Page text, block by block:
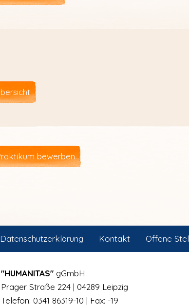
bewerben
Datenschutzerklärung Kontakt Offene
"HUMANITAS" gGmbH
Prager Straße 224 | 04289 Leipzig
Telefon: 0341 86319-10 | Fax: -19